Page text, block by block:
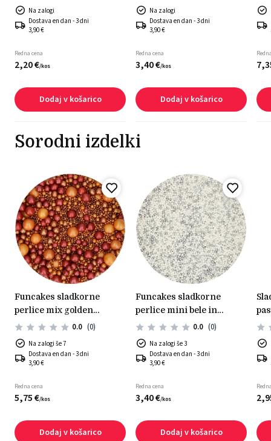
Na zalogi
Dostava en dan - 3 dni
3,90 €
Redna cena
2,20€/kos
Dodaj v košarico
Na zalogi
Dostava en dan - 3 dni
3,90 €
Redna cena
3,40€/kos
Dodaj v košarico
7,
Sorodni izdelki
funcakes sladkorne
perlice mix golden
passion 80g
0.0 (0)
Na zalogi še 7
Dostava en dan - 3 dni
3,90 €
Redna cena
5,75€/kos
Dodaj v košarico
funcakes sladkorne
perlice mini bele in
srebrne 80g
0.0 (0)
Na zalogi še 3
Dostava en dan - 3 dni
3,90 €
Redna cena
3,40€/kos
Dodaj v košarico
sladkorni posip sprinkle
2,